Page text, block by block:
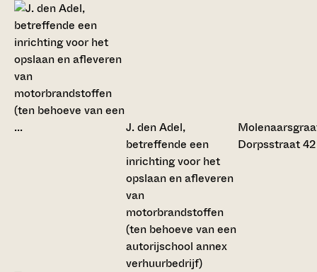
J. den Adel,
betreffende een
inrichting voor het
opslaan en afleveren
van
motorbrandstoffen
(ten behoeve van een
autorijschool annex
verhuurbedrijf)
Dorpsstraat 42